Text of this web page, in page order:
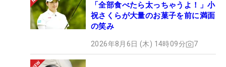
「全部食べたら太っちゃうよ！」小
祝さくらが大量のお菓子を前に満面
の笑み
2026年8月6日 (木) 14時09分 7